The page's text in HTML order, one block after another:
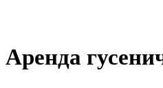
Аренда